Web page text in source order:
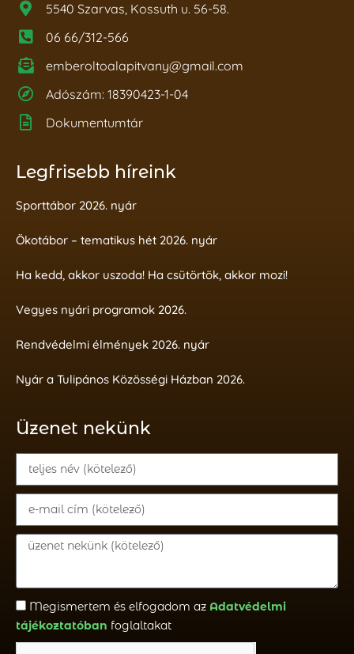
5540 Szarvas, Kossuth u. 56-58.
06 66/312-566
emberoltoalapitvany@gmail.com
Adószám: 18390423-1-04
Dokumentumtár
Legfrisebb híreink
Sporttábor 2026. nyár
Ökotábor – tematikus hét 2026. nyár
Ha kedd, akkor uszoda! Ha csütörtök, akkor mozi!
Vegyes nyári programok 2026.
Rendvédelmi élmények 2026. nyár
Nyár a Tulipános Közösségi Házban 2026.
Üzenet nekünk
Megismertem és elfogadom az Adatvédelmi
tájékoztatóban foglaltakat